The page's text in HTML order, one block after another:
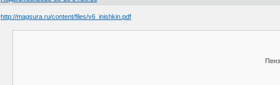
http://magsura.ru/content/files/v6_inishkin.pdf